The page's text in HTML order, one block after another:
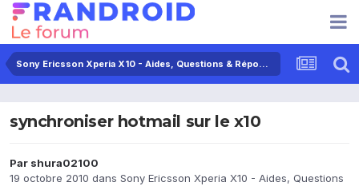
Sony Ericsson Xperia X10 - Aides, Questions & Réponses
synchroniser hotmail sur le x10
Par shura02100
19 octobre 2010 dans Sony Ericsson Xperia X10 - Aides, Questions